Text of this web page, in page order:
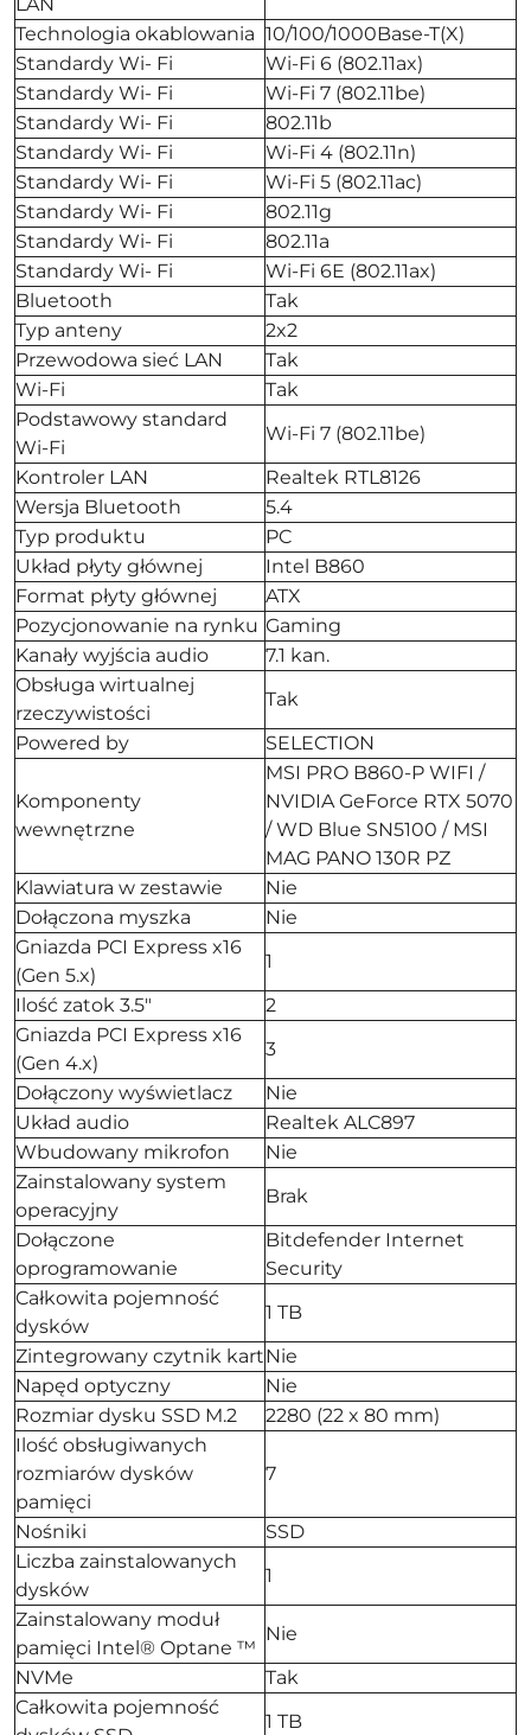
Technologia okablowania 10/100/1000Base-T(X)
Standardy Wi- Fi
Wi-Fi 6 (802.11ax)
Standardy Wi- Fi
Wi-Fi 7 (802.11be)
Standardy Wi- Fi
802.11b
Standardy Wi- Fi
Wi-Fi 4 (802.11n)
Standardy Wi- Fi
Wi-Fi 5 (802.11ac)
Standardy Wi- Fi
802.11g
Standardy Wi- Fi
802.11a
Standardy Wi- Fi
Wi-Fi 6E (802.11ax)
Bluetooth
Tak
Typ anteny
2x2
Przewodowa sieć LAN
Tak
Wi-Fi
Tak
Podstawowy standard
Wi-Fi
Wi-Fi 7 (802.11be)
Kontroler LAN
Realtek RTL8126
Wersja Bluetooth
5.4
Typ produktu
PC
Układ płyty głównej
Intel B860
Format płyty głównej
ATX
Pozycjonowanie na rynku Gaming
Kanały wyjścia audio
7.1 kan.
Obsługa wirtualnej
rzeczywistości
Tak
Powered by
SELECTION
Komponenty
wewnętrzne
MSI PRO B860-P WIFI /
NVIDIA GeForce RTX 5070
/ WD Blue SN5100 / MSI
MAG PANO 130R PZ
Klawiatura w zestawie
Nie
Dołączona myszka
Nie
Gniazda PCI Express x16
(Gen 5.x)
1
Ilość zatok 3.5"
2
Gniazda PCI Express x16
(Gen 4.x)
3
Dołączony wyświetlacz
Nie
Układ audio
Realtek ALC897
Wbudowany mikrofon
Nie
Zainstalowany system
operacyjny
Brak
Dołączone
oprogramowanie
Bitdefender Internet
Security
Całkowita pojemność
dysków
1 TB
Zintegrowany czytnik kartNie
Napęd optyczny
Nie
Rozmiar dysku SSD M.2
2280 (22 x 80 mm)
Ilość obsługiwanych
rozmiarów dysków
pamięci
7
Nośniki
SSD
Liczba zainstalowanych
dysków
1
Zainstalowany moduł
pamięci Intel® Optane ™
Nie
NVMe
Tak
Całkowita pojemność
1 TB